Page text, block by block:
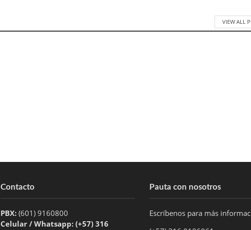
VIEW ALL
Contacto
PBX: (601) 9160800
Celular / Whatsapp: (+57) 316
Pauta con nosotros
Escríbenos para más